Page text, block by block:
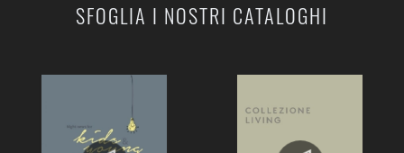
SFOGLIA I NOSTRI CATALOGHI